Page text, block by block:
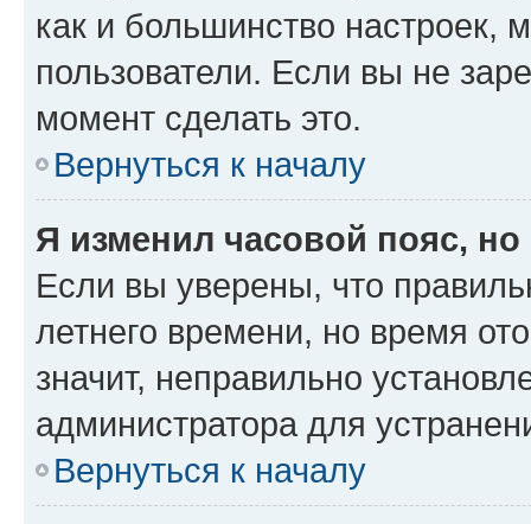
как и большинство настроек,
пользователи. Если вы не
момент сделать это.
Вернуться к началу
Я изменил часовой пояс,
Если вы уверены, что
летнего времени, но время
значит, неправильно
администратора для
Вернуться к началу